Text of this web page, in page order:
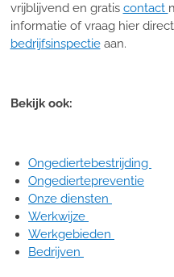
vrijblijvend en gratis contact
informatie of vraag hier
bedrijfsinspectieaan.
Bekijk ook:
Ongediertebestrijding
Ongediertepreventie
Onze diensten
Werkwijze
Werkgebieden
Bedrijven